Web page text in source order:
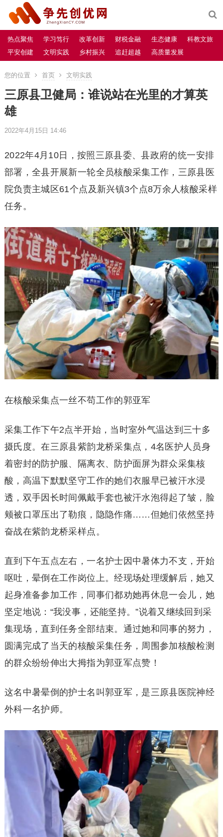
热点聚焦 学习笃行 改革创新 财税金融 生态健康
科教文旅
平安创建
文明实践 乡村振兴 追赶超越 高质量发展
您的位置 首页 文明实践
三原县卫健局：谁说站在光里的才算英
雄
2022年4月15日 14:46
2022年4月10日，按照三原县委、县政府的统一安排
部署，全县开展新一轮全员核酸采集工作，三原县医
院负责主城区61个点及新兴镇3个点8万余人核酸采样
任务。
在核酸采集点一丝不苟工作的郭亚军
采集工作下午2点半开始，当时室外气温达到三十多
摄氏度。在三原县紫韵龙桥采集点，4名医护人员身
着密封的防护服、隔离衣、防护面屏为群众采集核
酸，高温下默默坚守工作的她们衣服早已被汗水浸
透，双手因长时间佩戴手套也被汗水泡得起了皱，脸
颊被口罩压出了勒痕，隐隐作痛……但她们依然坚持
奋战在紫韵龙桥采样点。
直到下午五点左右，一名护士因中暑体力不支，开始
呕吐，晕倒在工作岗位上。经现场处理缓解后，她又
起身准备参加工作，同事们都劝她再休息一会儿，她
坚定地说：“我没事，还能坚持。”说着又继续回到采
集现场，直到任务全部结束。通过她和同事的努力，
圆满完成了当天的核酸采集任务，周围参加核酸检测
的群众纷纷伸出大拇指为郭亚军点赞！
这名中暑晕倒的护士名叫郭亚军，是三原县医院神经
外科一名护师。